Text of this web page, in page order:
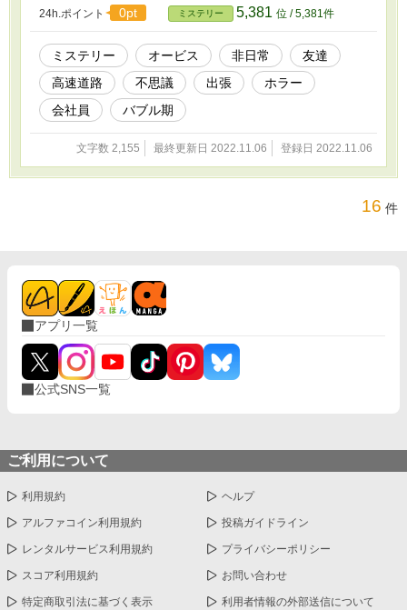
24h.ポイント 0pt ミステリー 5,381 位 / 5,381件
ミステリー オービス 非日常
友達
高速道路
不思議 出張
ホラー
会社員
バブル期
文字数 2,155 最終更新日 2022.11.06 登録日 2022.11.06
16 件
アプリ一覧
公式SNS一覧
ご利用について
利用規約 ヘルプ
アルファコイン利用規約 投稿ガイドライン
レンタルサービス利用規約 プライバシーポリシー
スコア利用規約 お問い合わせ
特定商取引法に基づく表示 利用者情報の外部送信について